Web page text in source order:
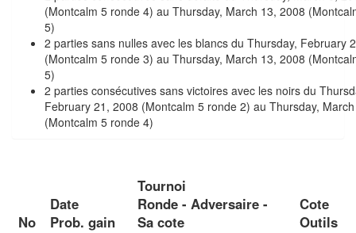
(Montcalm 5 ronde 4) au Thursday, March 13, 2008
5)
2 parties sans nulles avec les blancs du Thursday, February
(Montcalm 5 ronde 3) au Thursday, March 13, 2008
5)
2 parties consécutives sans victoires avec les noirs du
February 21, 2008 (Montcalm 5 ronde 2) au Thursday,
(Montcalm 5 ronde 4)
No
Date
Prob. gain
Tournoi
Ronde - Adversaire -
Sa cote
Cote
Outils